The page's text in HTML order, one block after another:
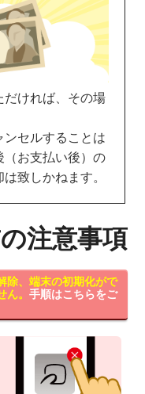
だければ、その場
セルすることは
（お支払い後）の
致しかねます。
注意事項
除、端末の初期化がで
。 手順はこちらをご